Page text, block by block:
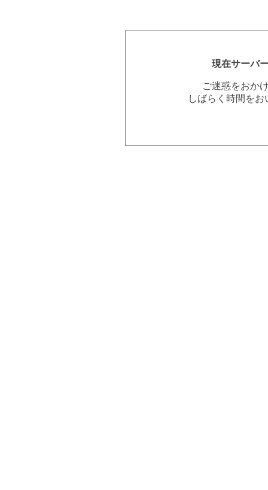
現在サーバ
ご迷惑をおか
しばらく時間を